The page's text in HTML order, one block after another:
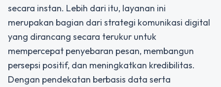
secara instan. Lebih dari itu, layanan ini
merupakan bagian dari strategi komunikasi digital
yang dirancang secara terukur untuk
mempercepat penyebaran pesan, membangun
persepsi positif, dan meningkatkan kredibilitas.
Dengan pendekatan berbasis data serta